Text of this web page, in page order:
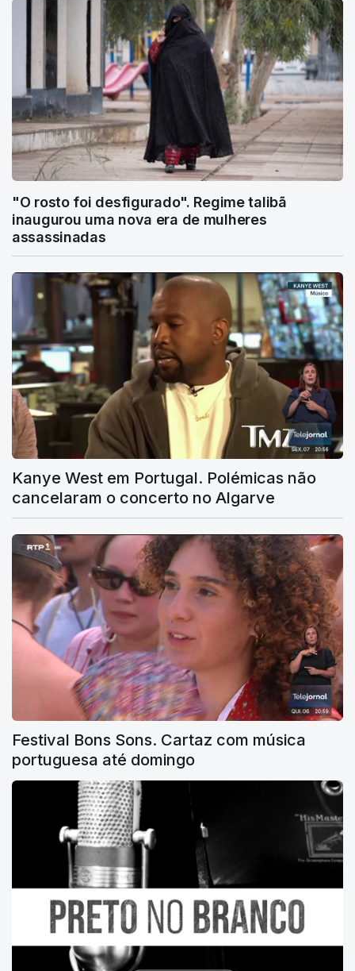
"O rosto foi desfigurado". Regime talibã
inaugurou uma nova era de mulheres
assassinadas
Kanye West em Portugal. Polémicas não
cancelaram o concerto no Algarve
Festival Bons Sons. Cartaz com música
portuguesa até domingo